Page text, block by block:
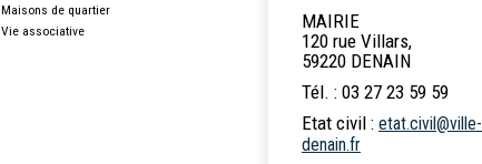
Maisons de quartier
Vie associative
MAIRIE
120 rue Villars,
59220 DENAIN
Tél. : 03 27 23 59 59
Etat civil : etat.civil@ville-
denain.fr